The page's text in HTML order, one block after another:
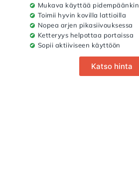
Mukava käyttää pidempäänkin
Toimii hyvin kovilla lattioilla
Nopea arjen pikasiivouksessa
Ketteryys helpottaa portaissa
Sopii aktiiviseen käyttöön
Katso hinta